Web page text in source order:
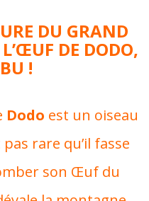
DU GRAND
DE DODO,
!
Dodo est un oiseau
rare qu’il fasse
son Œuf du